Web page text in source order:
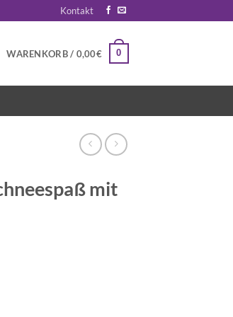
Kontakt
WARENKORB / 0,00€ 0
mit